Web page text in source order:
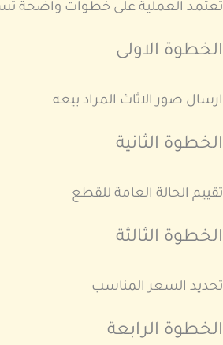
تعتمد العملية على خطوات واضحة
الخطوة الاولى
ارسال صور الاثاث المراد بيعه
الخطوة الثانية
تقييم الحالة العامة للقطع
الخطوة الثالثة
تحديد السعر المناسب
الخطوة الرابعة